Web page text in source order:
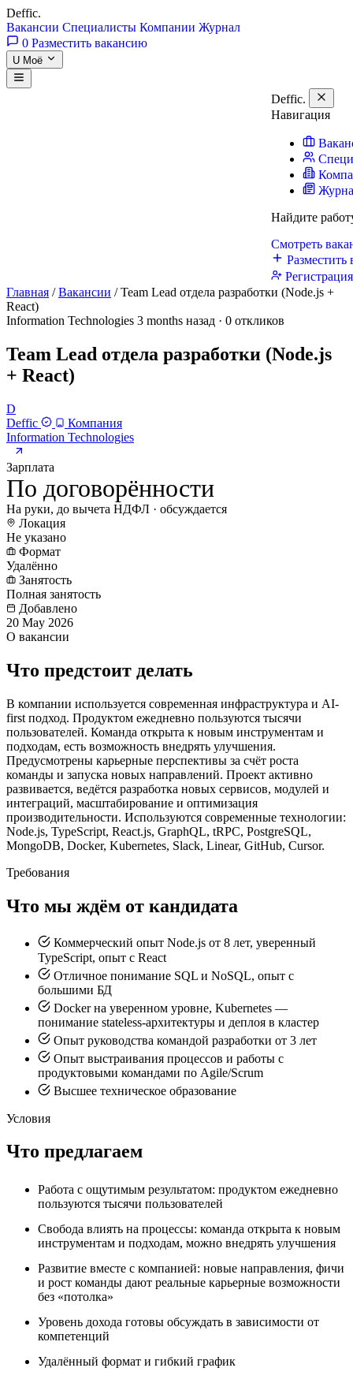
Deffic.
Вакансии Специалисты Компании Журнал
0 Разместить вакансию
U Моё
Deffic.
Навигация
Найдите
Смотреть
Разместить
Главная / Вакансии / Team Lead отдела разработки (Node.js +
React)
Information Technologies 3 months назад · 0 откликов
Team Lead отдела разработки (Node.js
+ React)
D
Deffic
Компания
Information Technologies
Зарплата
По договорённости
На руки, до вычета НДФЛ · обсуждается
Локация
Не указано
Формат
Удалённо
Занятость
Полная занятость
Добавлено
20 May 2026
О вакансии
Что предстоит делать
В компании используется современная инфраструктура и AI-
first подход. Продуктом ежедневно пользуются тысячи
пользователей. Команда открыта к новым инструментам и
подходам, есть возможность внедрять улучшения.
Предусмотрены карьерные перспективы за счёт роста
команды и запуска новых направлений. Проект активно
развивается, ведётся разработка новых сервисов, модулей и
интеграций, масштабирование и оптимизация
производительности. Используются современные технологии:
Node.js, TypeScript, React.js, GraphQL, tRPC, PostgreSQL,
MongoDB, Docker, Kubernetes, Slack, Linear, GitHub, Cursor.
Требования
Что мы ждём от кандидата
Коммерческий опыт Node.js от 8 лет, уверенный
TypeScript, опыт с React
Отличное понимание SQL и NoSQL, опыт с
большими БД
Docker на уверенном уровне, Kubernetes —
понимание stateless-архитектуры и деплоя в кластер
Опыт руководства командой разработки от 3 лет
Опыт выстраивания процессов и работы с
продуктовыми командами по Agile/Scrum
Высшее техническое образование
Условия
Что предлагаем
Работа с ощутимым результатом: продуктом ежедневно
пользуются тысячи пользователей
Свобода влиять на процессы: команда открыта к новым
инструментам и подходам, можно внедрять улучшения
Развитие вместе с компанией: новые направления, фичи
и рост команды дают реальные карьерные возможности
без «потолка»
Уровень дохода готовы обсуждать в зависимости от
компетенций
Удалённый формат и гибкий график